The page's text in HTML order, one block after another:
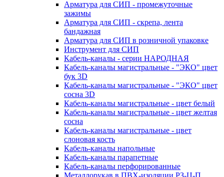
Арматура для СИП - промежуточные
зажимы
Арматура для СИП - скрепа, лента
бандажная
Арматура для СИП в розничной упаковке
Инструмент для СИП
Кабель-каналы - серии НАРОДНАЯ
Кабель-каналы магистральные - "ЭКО" цвет
бук 3D
Кабель-каналы магистральные - "ЭКО" цвет
сосна 3D
Кабель-каналы магистральные - цвет белый
Кабель-каналы магистральные - цвет желтая
сосна
Кабель-каналы магистральные - цвет
слоновая кость
Кабель-каналы напольные
Кабель-каналы парапетные
Кабель-каналы перфорированные
Металлорукав в ПВХ-изоляции РЗ-Ц-П